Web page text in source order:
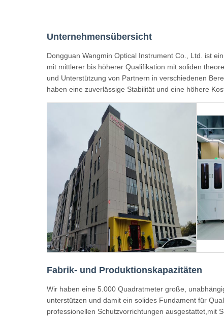
Unternehmensübersicht
Dongguan Wangmin Optical Instrument Co., Ltd. ist
mit mittlerer bis höherer Qualifikation mit soliden
und Unterstützung von Partnern in verschiedenen
haben eine zuverlässige Stabilität und eine höhere
Fabrik- und Produktionskapazitäten
Wir haben eine 5.000 Quadratmeter große,
unterstützen und damit ein solides Fundament für
professionellen Schutzvorrichtungen ausgestattet,mit